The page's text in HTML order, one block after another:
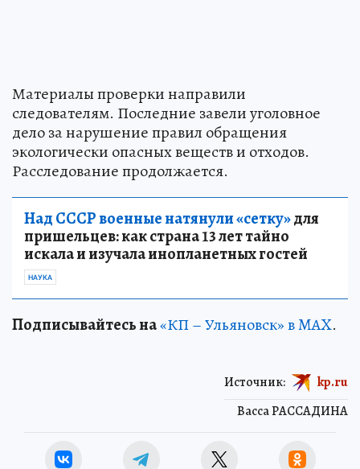
Материалы проверки направили
следователям. Последние завели уголовное
дело за нарушение правил обращения
экологически опасных веществ и отходов.
Расследование продолжается.
Над СССР военные натянули «сетку»для
пришельцев: как страна 13 лет тайно
искала и изучала инопланетных гостей
НАУКА
Подписывайтесь на«КП – Ульяновск» в MAX.
Васса РАССАДИНА
Источник: kp.ru